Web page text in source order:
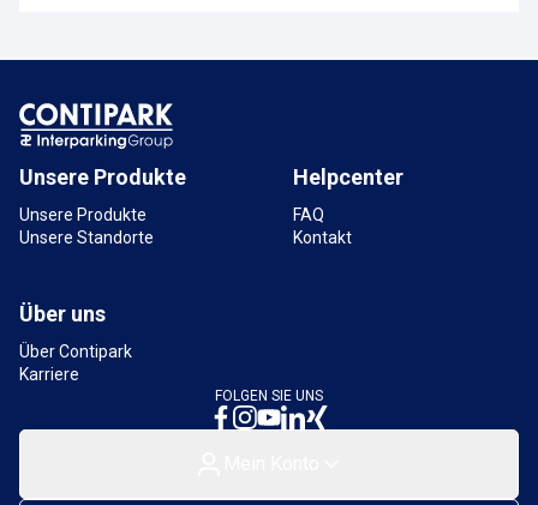
Unsere Produkte
Unsere Produkte
Unsere Standorte
Helpcenter
FAQ
Kontakt
Über uns
Über Contipark
Karriere
FOLGEN SIE UNS